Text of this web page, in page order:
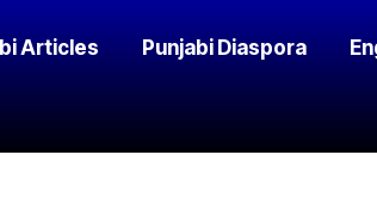
Articles Punjabi Diaspora